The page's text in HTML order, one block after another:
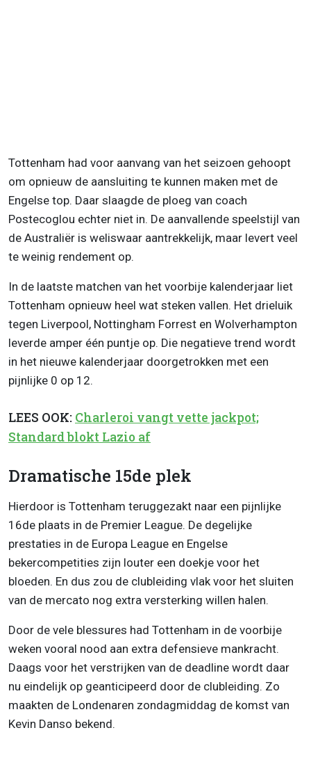
Tottenham had voor aanvang van het seizoen gehoopt
om opnieuw de aansluiting te kunnen maken met de
Engelse top. Daar slaagde de ploeg van coach
Postecoglou echter niet in. De aanvallende speelstijl van
de Australiër is weliswaar aantrekkelijk, maar levert veel
te weinig rendement op.
In de laatste matchen van het voorbije kalenderjaar liet
Tottenham opnieuw heel wat steken vallen. Het drieluik
tegen Liverpool, Nottingham Forrest en Wolverhampton
leverde amper één puntje op. Die negatieve trend wordt
in het nieuwe kalenderjaar doorgetrokken met een
pijnlijke 0 op 12.
LEES OOK: Charleroi vangt vette jackpot;
Standard blokt Lazio af
Dramatische 15de plek
Hierdoor is Tottenham teruggezakt naar een pijnlijke
16de plaats in de Premier League. De degelijke
prestaties in de Europa League en Engelse
bekercompetities zijn louter een doekje voor het
bloeden. En dus zou de clubleiding vlak voor het sluiten
van de mercato nog extra versterking willen halen.
Door de vele blessures had Tottenham in de voorbije
weken vooral nood aan extra defensieve mankracht.
Daags voor het verstrijken van de deadline wordt daar
nu eindelijk op geanticipeerd door de clubleiding. Zo
maakten de Londenaren zondagmiddag de komst van
Kevin Danso bekend.